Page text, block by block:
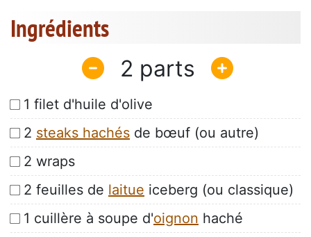
Ingrédients
2
1 filet d'huile d'olive
2 steaks hachés de bœuf (ou autre)
2 wraps
2 feuilles de laitue iceberg (ou classique)
1 cuillère à soupe d'oignon haché